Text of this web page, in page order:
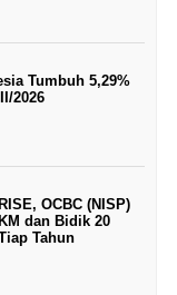
Tumbuh 5,29%
2026
OCBC (NISP)
dan Bidik 20
Tahun